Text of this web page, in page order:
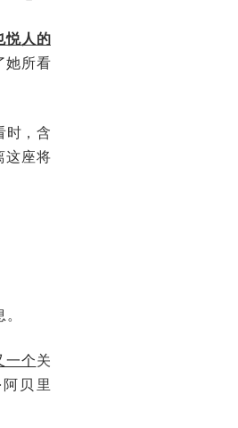
悦人的
她所看
时，含
这座将
一个关
贝里